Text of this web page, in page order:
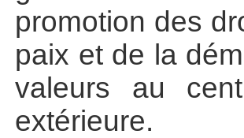
promotion des
paix et de la
valeurs au
extérieure.